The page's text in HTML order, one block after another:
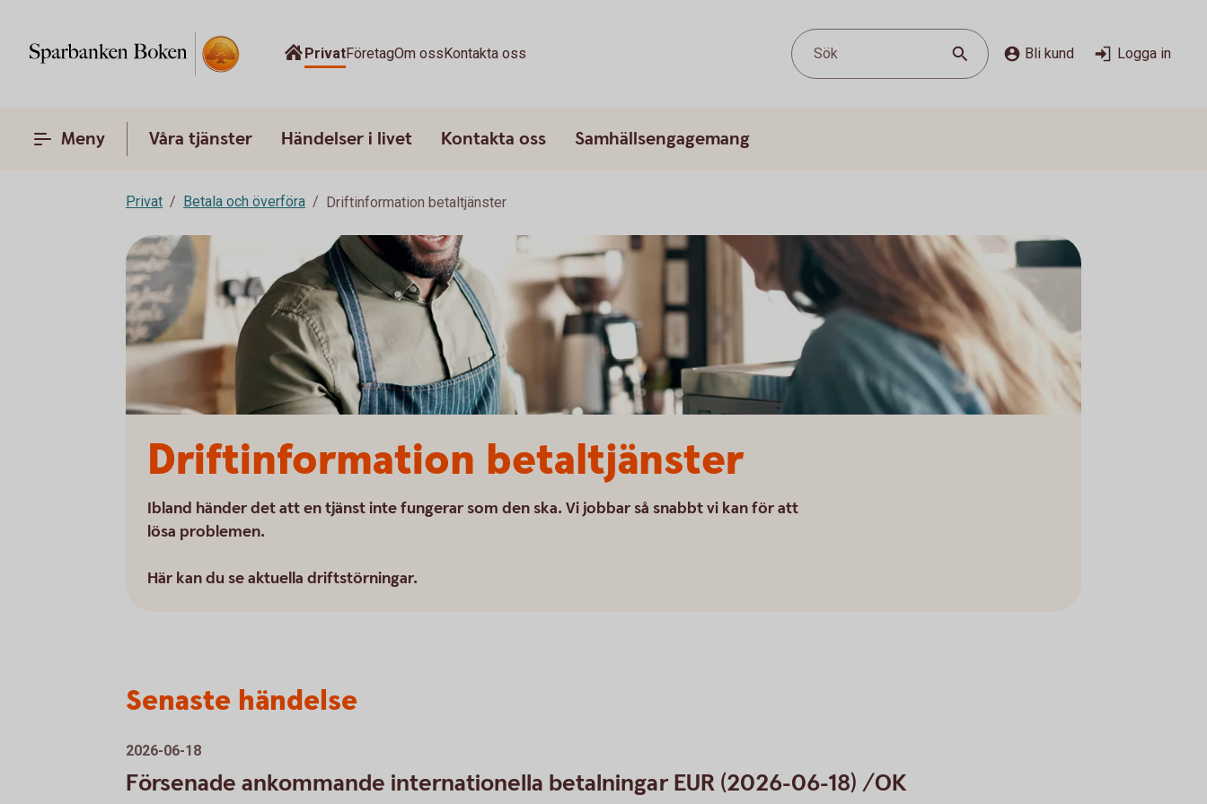
PrivatFöretagOm ossKontakta oss Sök Bli kund Logga in
Meny Våra tjänster Händelser i livet Kontakta oss Samhällsengagemang
Privat Betala och överföra Driftinformation betaltjänster
Driftinformation betaltjänster
Ibland händer det att en tjänst inte fungerar som den ska. Vi jobbar så snabbt vi kan för att
lösa problemen.
Här kan du se aktuella driftstörningar.
Senaste händelse
2026-06-18
Försenade ankommande internationella betalningar EUR (2026-06-18) /OK